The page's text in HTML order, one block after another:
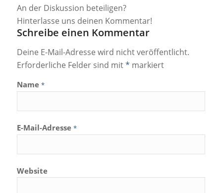
An der Diskussion beteiligen?
Hinterlasse uns deinen Kommentar!
Schreibe einen Kommentar
Deine E-Mail-Adresse wird nicht veröffentlicht.
Erforderliche Felder sind mit* markiert
Name *
E-Mail-Adresse *
Website